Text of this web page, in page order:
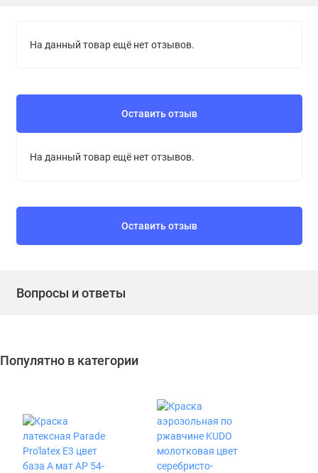
На данный товар ещё нет отзывов.
Оставить отзыв
На данный товар ещё нет отзывов.
Оставить отзыв
Вопросы и ответы
Популятно в категории